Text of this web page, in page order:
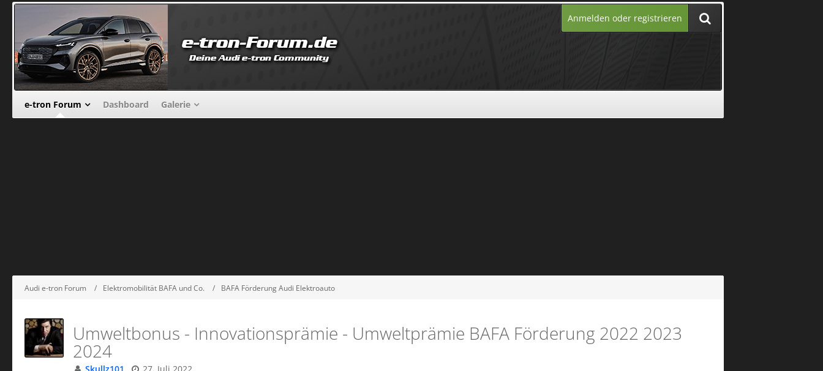
Anmelden oder registrieren
e-tron Forum Dashboard Galerie
Audi e-tron Forum Elektromobilität BAFA und Co. BAFA Förderung Audi Elektroauto
Umweltbonus - Innovationsprämie - Umweltprämie BAFA Förderung 2022 2023
2024